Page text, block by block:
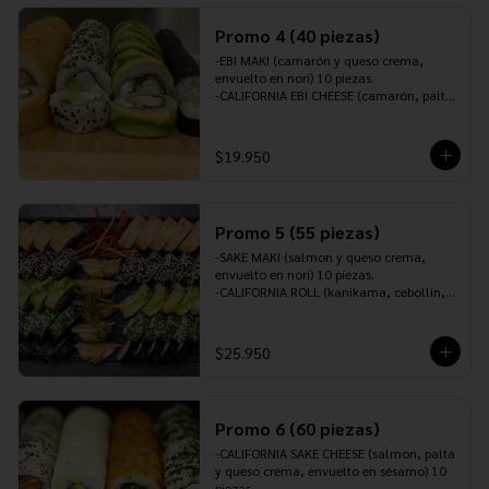
JENGIBRE Y 1 WASABI.
Promo 4 (40 piezas)
-EBI MAKI (camarón y queso crema,
envuelto en nori) 10 piezas.
-CALIFORNIA EBI CHEESE (camarón, palta
-TORI ROLL (pollo furai, queso crema y
cebollín, envuelto en palta) 10 piezas.
-INCLUYE: 3 PALITOS, 2 SOYA, 1 TERIYAKI,
1 JENGIBRE Y 1 WASABI.
$19.950
Promo 5 (55 piezas)
-SAKE MAKI (salmon y queso crema,
envuelto en nori) 10 piezas.
-CALIFORNIA ROLL (kanikama, cebollin,
-CALIFORNIA EBI CHEESE (camarón, palta
y queso crema, envuelto en ciboulette)
piezas.
-TORI PANKO (pollo teriyaki, queso
crema, cebollín, envuelto en panko o
tempura) 10 piezas.
$25.950
Promo 6 (60 piezas)
-CALIFORNIA SAKE CHEESE (salmon, palta
y queso crema, envuelto en sésamo) 10